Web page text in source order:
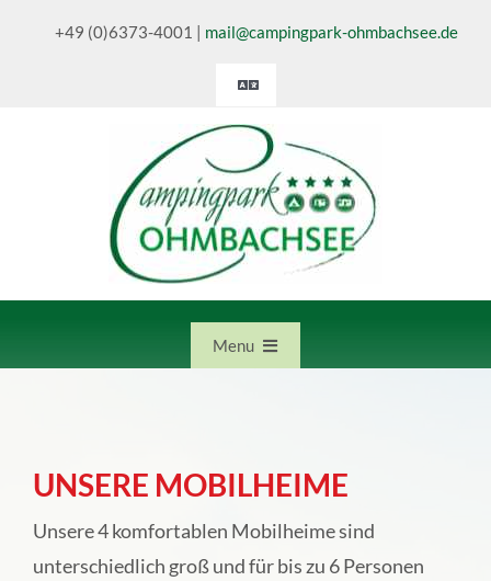
+49 (0)6373-4001 | mail@campingpark-ohmbachsee.de
Toggle
Deutsch
English
Menu
Campingpark Ohmbachsee
UNSERE MOBILHEIME
Unsere 4 komfortablen Mobilheime sind
unterschiedlich groß und für bis zu 6 Personen